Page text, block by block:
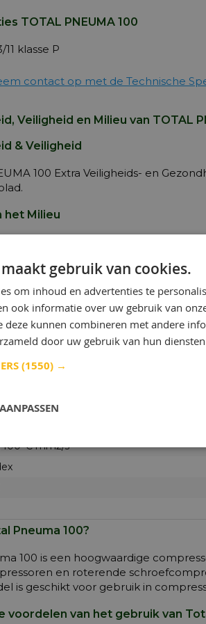
TOTAL PNEUMA 100
11 klasse P
contact op met de Technische
Veiligheid en Milieu van TOTAL
& Veiligheid
100 Extra Veiligheids- en
het Milieu
PNEUMA 100 via een
:
kg/m3
mm2/s
Pneuma 100?
100 is een hoogwaardige
en roterende
is geschikt voor gebruik in
voordelen van het gebruik van
gebruik van cookies.
om inhoud en advertenties te
ook informatie over uw gebruik van
deze kunnen combineren met andere
door uw gebruik van hun
(1550) →